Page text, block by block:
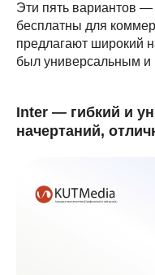
Эти пять вариантов
бесплатны для
предлагают широкий
был универсальным
Inter — гибкий и
начертаний,